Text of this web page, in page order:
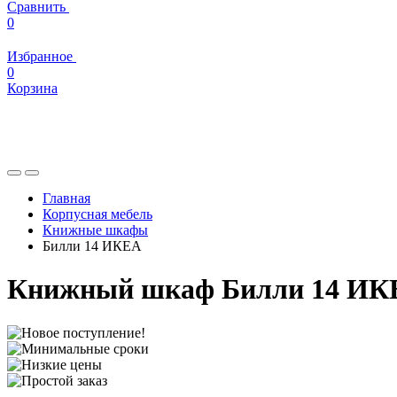
Сравнить
0
Избранное
0
Корзина
Главная
Корпусная мебель
Книжные шкафы
Билли 14 ИКЕА
Книжный шкаф Билли 14